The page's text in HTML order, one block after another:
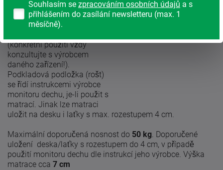
vlákna.
Matrace je vhodná pro
(konkrétní použití vždy
konzultujte s výrobcem
daného zařízení!).
Podkladová podložka (rošt)
se řídí instrukcemi výrobce
monitoru dechu, je-li použit s
matrací. Jinak lze matraci
uložit na desku i laťky s max. rozestupem 4 cm.
Maximální doporučená nosnost do 50 kg. Doporučené
uložení deska/laťky s rozestupem do 4 cm, v případě
použití monitoru dechu dle instrukcí jeho výrobce. Výška
matrace cca 7 cm
Souhlasím se zpracováním osobních údajů a s
přihlášením do zasílání newsletteru (max. 1
měsíčně).